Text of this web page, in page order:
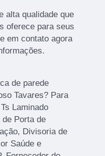
alta qualidade que
oferece para seus
em contato agora
de parede
Tavares? Para
Laminado
Porta de
Divisoria de
Saúde e